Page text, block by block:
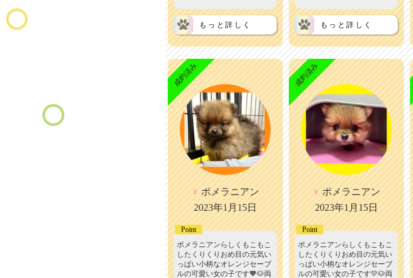
もっと詳しく もっと詳しく
成約済み
♀ポメラニアン
2023年1月15日
Point
ポメラニアンらしくもこもこ
したくりくりおめ目の元気い
っぱい小柄なオレンジセーブ
ルの可愛い女の子です🧡🐶両
成約済み
♀ポメラニアン
2023年1月15日
Point
ポメラニアンらしくもこもこ
したくりくりおめ目の元気い
っぱい小柄なオレンジセーブ
ルの可愛い女の子です💛🐶両